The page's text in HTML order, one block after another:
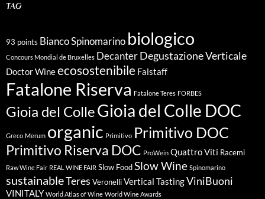
TAG
93 points Bianco Spinomarino biologico
Concours Mondial de Bruxelles DecanterDegustazione Verticale
Doctor Wineecosostenibile Falstaff
Fatalone Riserva Fatalone Teres FORBES
Gioia del ColleGioia del Colle DOC
Greco Merum organic Primitivo Primitivo DOC
Primitivo Riserva DOC ProWein Quattro Viti Racemi
Raw Wine Fair REAL WINE FAIR Slow FoodSlow Wine Spinomarino
sustainableTeres VeronelliVertical TastingViniBuoni
VINITALY World Atlas of Wine World Wine Awards